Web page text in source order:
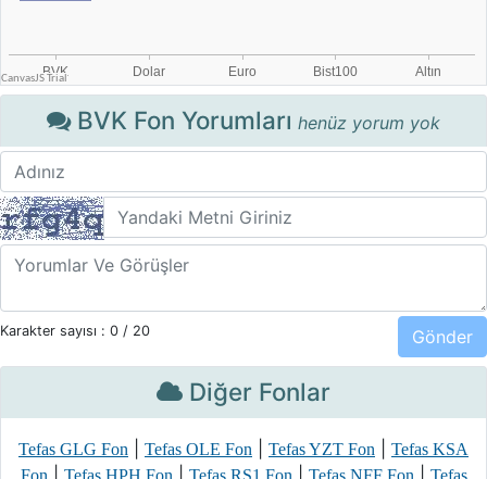
BVK Fon Yorumları henüz yorum yok
Karakter sayısı : 0 / 20
Diğer Fonlar
Tefas GLG Fon Tefas OLE Fon Tefas YZT Fon
Tefas KSA
Fon
Tefas HPH Fon Tefas RS1 Fon Tefas NFF Fon Tefas